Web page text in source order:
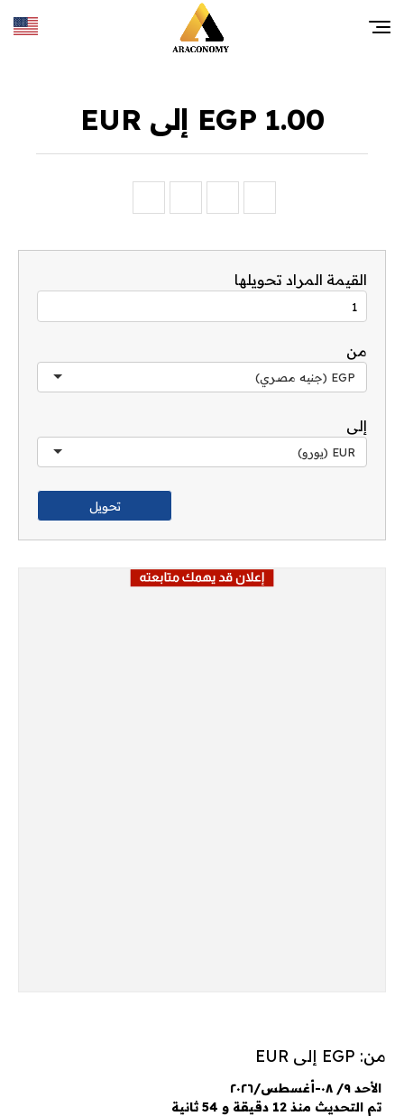
1.00 EGP إلى EUR
القيمة المراد تحويلها
من
EGP (جنيه مصري)
إلى
EUR (يورو)
من: EGP إلى EUR
الأحد ٩/ ٠٨-أغسطس/٢٠٢٦
تم التحديث منذ 12 دقيقة و 54 ثانية